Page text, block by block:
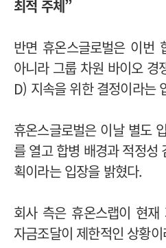
최적 주체”
반면 휴온스글로벌은 이번
아니라 그룹 차원 바이오 경
D) 지속을 위한 결정이라는
휴온스글로벌은 이날 별도
를 열고 합병 배경과 적정성
획이라는 입장을 밝혔다.
회사 측은 휴온스랩이 현
자금조달이 제한적인 상황